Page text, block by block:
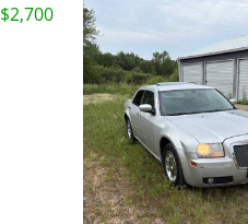
$2,700